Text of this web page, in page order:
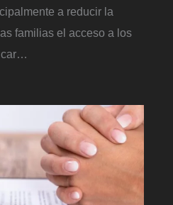
a reducir la
familias el acceso a los